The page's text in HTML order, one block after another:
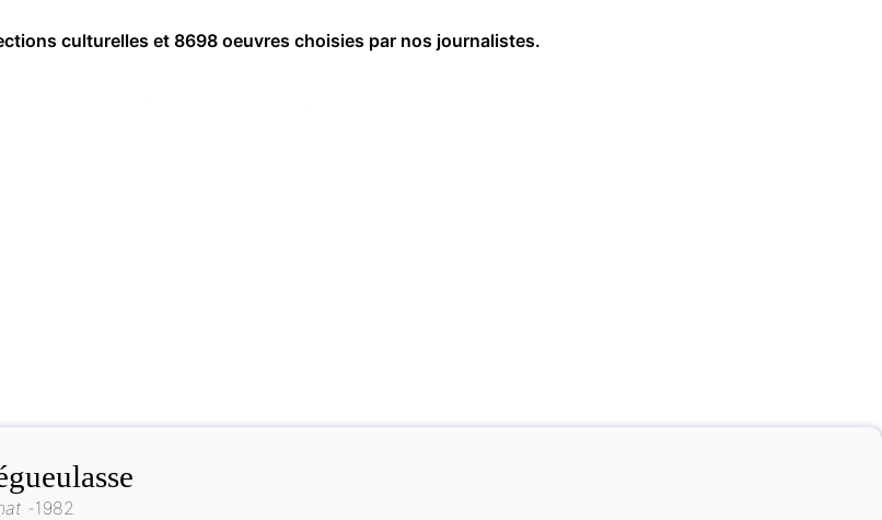
culturelles et 8698 oeuvres choisies par nos journalistes.
1982